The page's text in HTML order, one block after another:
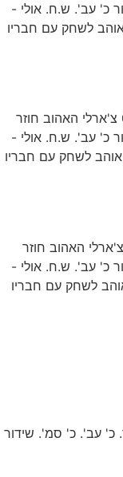
כ' עב'. ש.ח. אולי -
המתוק אוהב לשחק עם חבריו
צ'ארלי והמספרים - פרק 10 06:00 - 06:06 צ'ארלי האהוב חוזר
כ' עב'. ש.ח. אולי -
המתוק אוהב לשחק עם חבריו
צ'ארלי והמספרים - פרק 9 06:00 - 06:07 צ'ארלי האהוב חוזר
כ' עב'. ש.ח. אולי -
המתוק אוהב לשחק עם חבריו
ישראל הבוקר. כ' עב'. כ' סמ'. שידור